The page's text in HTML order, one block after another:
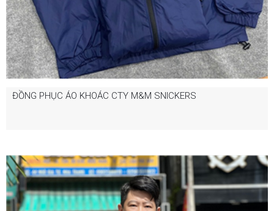
ĐỒNG PHỤC ÁO KHOÁC CTY M&M SNICKERS